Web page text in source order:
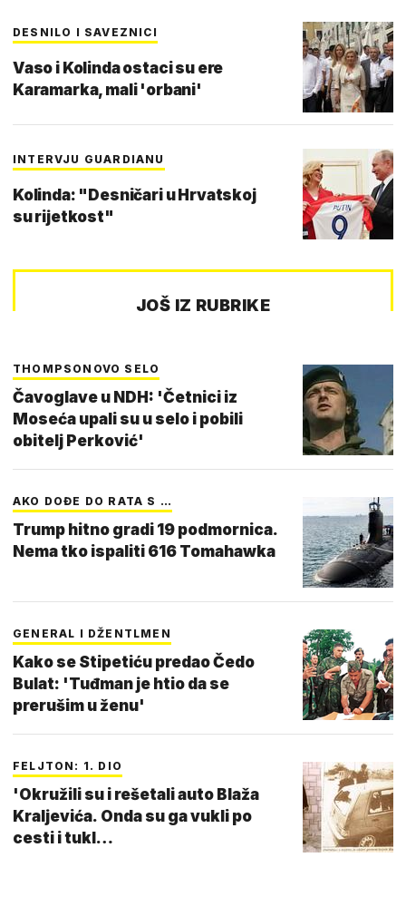
DESNILO I SAVEZNICI
Vaso i Kolinda ostaci su ere
Karamarka, mali 'orbani'
INTERVJU GUARDIANU
Kolinda: "Desničari u Hrvatskoj
su rijetkost"
JOŠ IZ RUBRIKE
THOMPSONOVO SELO
Čavoglave u NDH: 'Četnici iz
Moseća upali su u selo i pobili
obitelj Perković'
AKO DOĐE DO RATA S …
Trump hitno gradi 19 podmornica.
Nema tko ispaliti 616 Tomahawka
GENERAL I DŽENTLMEN
Kako se Stipetiću predao Čedo
Bulat: 'Tuđman je htio da se
prerušim u ženu'
FELJTON: 1. DIO
'Okružili su i rešetali auto Blaža
Kraljevića. Onda su ga vukli po
cesti i tukl…